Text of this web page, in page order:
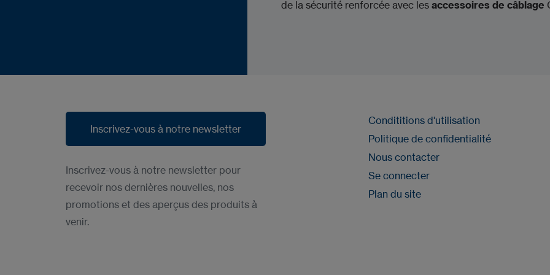
de la sécurité renforcée avec lesaccessoires de câblage
Inscrivez-vous à notre newsletter
Inscrivez-vous à notre newsletter
Inscrivez-vous à notre newsletter pour
recevoir nos dernières nouvelles, nos
promotions et des aperçus des produits à
venir.
Condititions d'utilisation
Politique de confidentialité
Nous contacter
Se connecter
Plan du site